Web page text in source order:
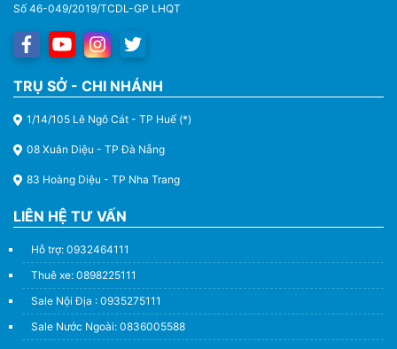
Số 46-049/2019/TCDL-GP LHQT
TRỤ SỞ - CHI NHÁNH
1/14/105 Lê Ngô Cát - TP Huế (*)
08 Xuân Diệu - TP Đà Nẵng
83 Hoàng Diệu - TP Nha Trang
LIÊN HỆ TƯ VẤN
Hỗ trợ: 0932464111
Thuê xe: 0898225111
Sale Nội Địa : 0935275111
Sale Nước Ngoài: 0836005588